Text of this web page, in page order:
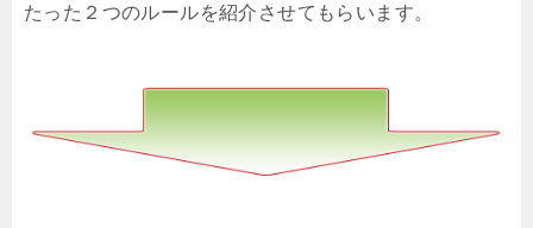
たった２つのルールを紹介させてもらいます。